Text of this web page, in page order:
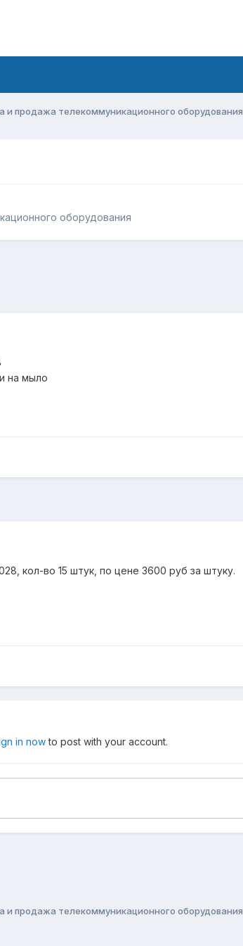
и продажа телекоммуникационного оборудования
оборудования
на мыло
кол-во 15 штук, по цене 3600 руб за штуку.
in nowto post with your account.
и продажа телекоммуникационного оборудования